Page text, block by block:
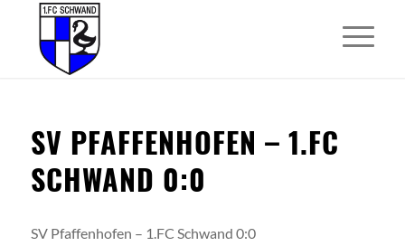
SV PFAFFENHOFEN – 1.FC
SCHWAND 0:0
SV Pfaffenhofen – 1.FC Schwand 0:0